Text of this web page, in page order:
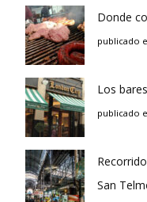
Donde
publicado
Los
publicado
San